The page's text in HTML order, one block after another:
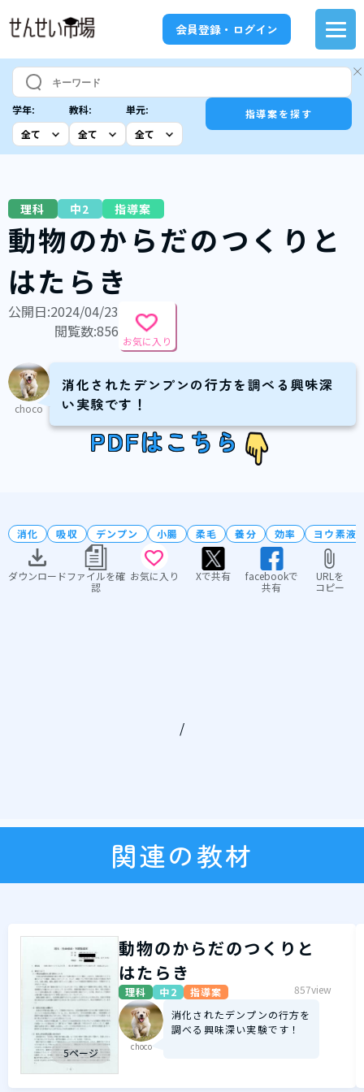
会員登録・ログイン
学年: 教科: 単元: 指導案を探す
理科 中2 指導案
動物のからだのつくりと
はたらき
公開日:2024/04/23
閲覧数:856
お気に入り
choco
消化されたデンプンの行方を調べる興味深
い実験です！
PDFはこちら
消化 吸収 デンプン 小腸 柔毛 養分 効率 ヨウ素液
ダウンロードファイルを確
認
お気に入り Xで共有
facebookで
共有
URLを
コピー
/
関連の教材
5ページ
動物のからだのつくりと
はたらき
理科 中2 指導案 857view
choco
消化されたデンプンの行方を
調べる興味深い実験です！